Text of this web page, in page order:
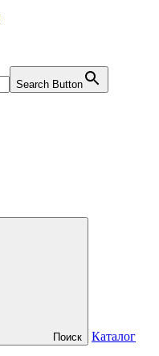
Search Button
Поиск Каталог